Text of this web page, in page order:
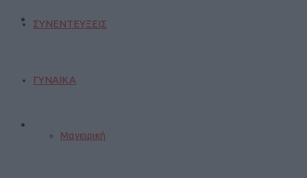
ΣΥΝΕΝΤΕΥΞΕΙΣ
ΓΥΝΑΙΚΑ
Μαγειρική